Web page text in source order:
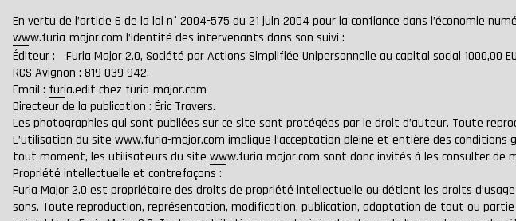
En vertu de l’article 6 de la loi n° 2004-575 du 21 juin 2004 pour la confiance dans l’économie
www.furia-major.com l’identité des intervenants dans son suivi :
Éditeur : Furia Major 2.0, Société par Actions Simplifiée Unipersonnelle au capital social 1000,00
RCS Avignon : 819 039 942.
Email : furia.edit chez furia-major.com
Directeur de la publication : Éric Travers.
Les photographies qui sont publiées sur ce site sont protégées par le droit d’auteur. Toute
L’utilisation du site www.furia-major.com implique l’acceptation pleine et entière des conditions
tout moment, les utilisateurs du site www.furia-major.com sont donc invités à les consulter de
Propriété intellectuelle et contrefaçons :
Furia Major 2.0 est propriétaire des droits de propriété intellectuelle ou détient les droits
sons. Toute reproduction, représentation, modification, publication, adaptation de tout ou